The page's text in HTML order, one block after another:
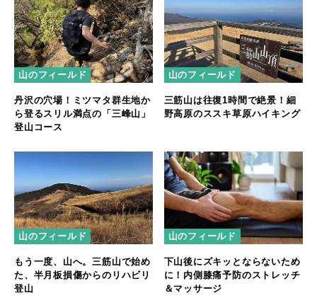
山のフィールド
丹沢の穴場！ミツマタ群生地か
ら登るスリル満点の「三峰山」
登山コース
山のフィールド
三筋山は往復1時間で絶景！細
野高原のススキ草原ハイキング
山のフィールド
もう一度、山へ。三筋山で始め
た、半月板損傷からのリハビリ
登山
山のフィールド
下山後にズキッとならないため
に！内側膝痛予防のストレッチ
＆マッサージ